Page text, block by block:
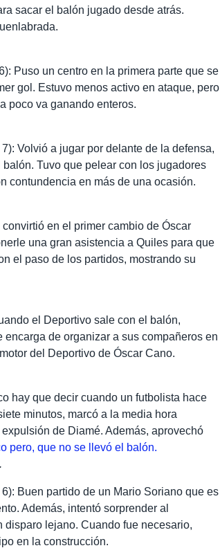
sacar el balón jugado desde atrás.
Puso un centro en la primera parte que se
gol. Estuvo menos activo en ataque, pero
poco va ganando enteros.
Volvió a jugar por delante de la defensa,
Tuvo que pelear con los jugadores
contundencia en más de una ocasión.
en el primer cambio de Óscar
una gran asistencia a Quiles para que
el paso de los partidos, mostrando su
el Deportivo sale con el balón,
de organizar a sus compañeros en
del Deportivo de Óscar Cano.
hay que decir cuando un futbolista hace
minutos, marcó a la media hora
de Diamé. Además, aprovechó
pero, que no se llevó el balón.
Buen partido de un Mario Soriano que es
Además, intentó sorprender al
lejano. Cuando fue necesario,
en la construcción.